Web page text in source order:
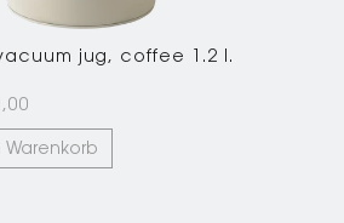
jug, coffee 1.2 l.
Warenkorb